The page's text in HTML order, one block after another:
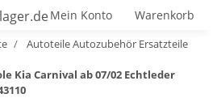
Mein Konto Warenkorb
Autoteile Autozubehör Ersatzteile
Kia Carnival ab 07/02 Echtleder